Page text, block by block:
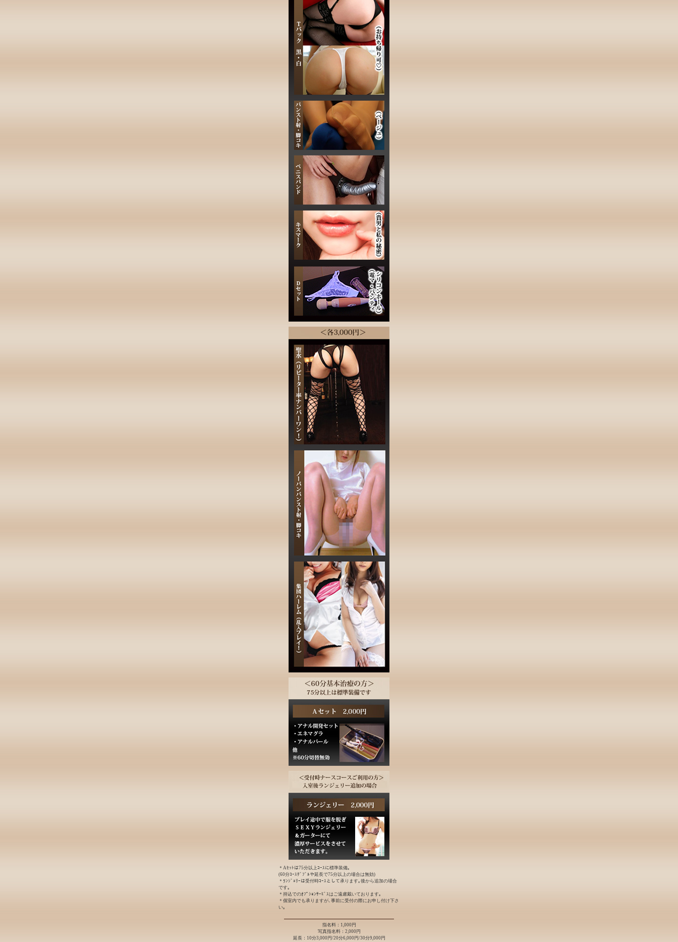
＊Aｾｯﾄは75分以上ｺｰｽに標準装備｡
(60分ｺｰｽﾀﾞﾌﾞﾙや延長で75分以上の場合は無効)
＊ﾗﾝｼﾞｪﾘｰは受付時ｺｰｽとして承ります｡後から追加の場合
です｡
＊持込でのｵﾌﾟｼｮﾝｻｰﾋﾞｽはご遠慮戴いております｡
＊個室内でも承りますが､事前に受付の際にお申し付け下さ
い｡
指名料：1,000円
写真指名料：2,000円
延長：10分3,000円/20分6,000円/30分9,000円